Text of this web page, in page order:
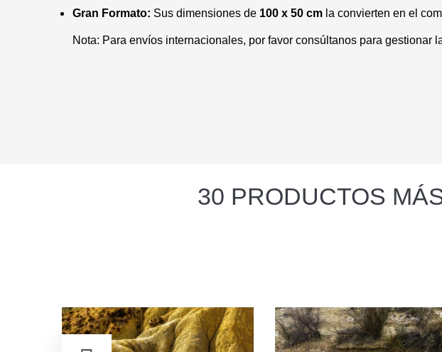
Gran Formato: Sus dimensiones de 100 x 50 cm la convierten en el
Nota: Para envíos internacionales, por favor consúltanos para gestionar
30 PRODUCTOS